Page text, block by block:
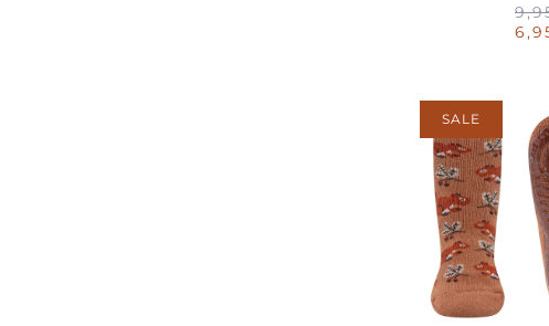
SALE